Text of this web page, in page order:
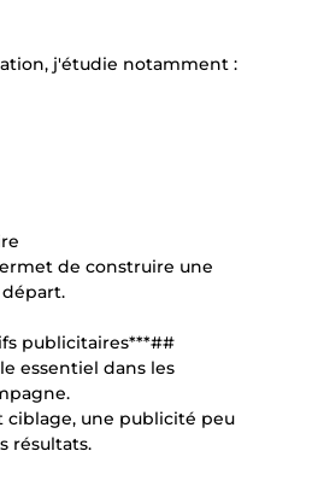
j'étudie notamment :
de construire une
publicitaires***##
essentiel dans les
ciblage, une publicité peu
résultats.